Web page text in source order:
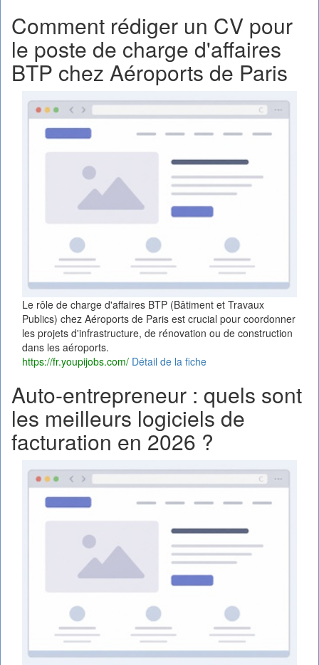
Comment rédiger un CV pour
le poste de charge d'affaires
BTP chez Aéroports de Paris
Le rôle de charge d'affaires BTP (Bâtiment et Travaux
Publics) chez Aéroports de Paris est crucial pour coordonner
les projets d'infrastructure, de rénovation ou de construction
dans les aéroports.
https://fr.youpijobs.com/ Détail de la fiche
Auto-entrepreneur : quels sont
les meilleurs logiciels de
facturation en 2026 ?